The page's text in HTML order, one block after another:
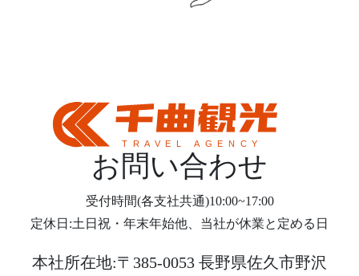
お問い合わせ
受付時間(各支社共通)10:00~17:00
定休日:土日祝・年末年始他、当社が休業と定める日
本社所在地:〒385-0053 長野県佐久市野沢